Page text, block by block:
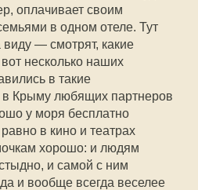
оплачивает своим
в одном отеле. Тут
виду — смотрят, какие
несколько наших
в такие
в Крыму любящих партнеров
у моря бесплатно
в кино и театрах
хорошо: и людям
и самой с ним
и вообще всегда веселее